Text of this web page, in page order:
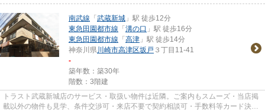
南武線 「武蔵新城 」駅 徒歩12分
東急田園都市線 「溝の口 」駅 徒歩16分
東急田園都市線 「高津 」駅 徒歩14分
神奈川県川崎市高津区坂戸 ３丁目11-41
-
築年数：築30年
階数：3階建
トラスト武蔵新城店のサービス・取扱い物件は近隣。ご案内もスムーズ・当店掲
載以外の物件も見学、条件交渉可・来店不要で契約相談可・手数料等カード決済